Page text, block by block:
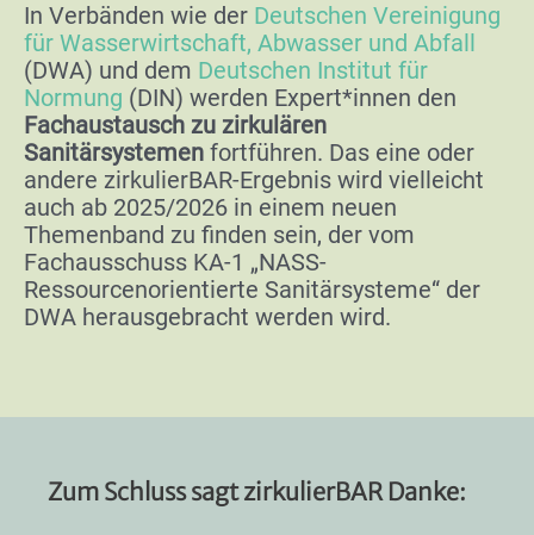
In Verbänden wie der Deutschen Vereinigung
für Wasserwirtschaft, Abwasser und Abfall
(DWA) und dem Deutschen Institut für
Normung (DIN) werden Expert*innen den
Fachaustausch zu zirkulären
Sanitärsystemen fortführen. Das eine oder
andere zirkulierBAR-Ergebnis wird vielleicht
auch ab 2025/2026 in einem neuen
Themenband zu finden sein, der vom
Fachausschuss KA-1 „NASS-
Ressourcenorientierte Sanitärsysteme“ der
DWA herausgebracht werden wird.
Zum Schluss sagt zirkulierBAR Danke: